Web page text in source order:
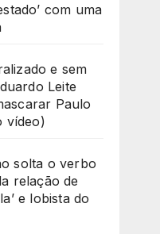
com uma
e sem
Leite
Paulo
vídeo)
solta o verbo
relação de
e lobista do